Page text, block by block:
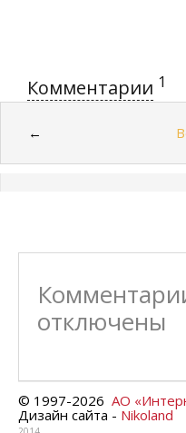
Комментарии 1
←
отключены
© 1997-2026 АО
Дизайн сайта - Nikoland